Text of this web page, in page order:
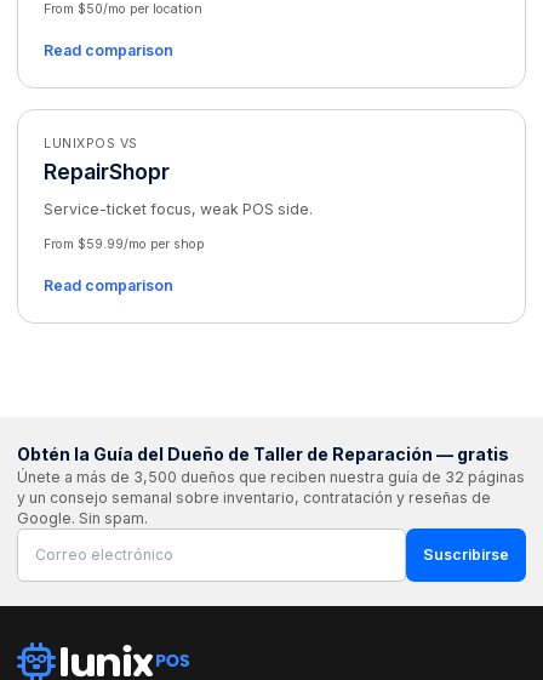
From $50/mo per location
Read comparison
LUNIXPOS VS
RepairShopr
Service-ticket focus, weak POS side.
From $59.99/mo per shop
Read comparison
Obtén la Guía del Dueño de Taller de Reparación — gratis
Únete a más de 3,500 dueños que reciben nuestra guía de 32 páginas
y un consejo semanal sobre inventario, contratación y reseñas de
Google. Sin spam.
Suscribirse